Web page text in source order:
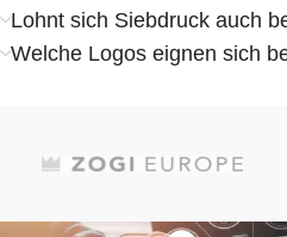
Lohnt sich Siebdruck auch
Welche Logos eignen sich